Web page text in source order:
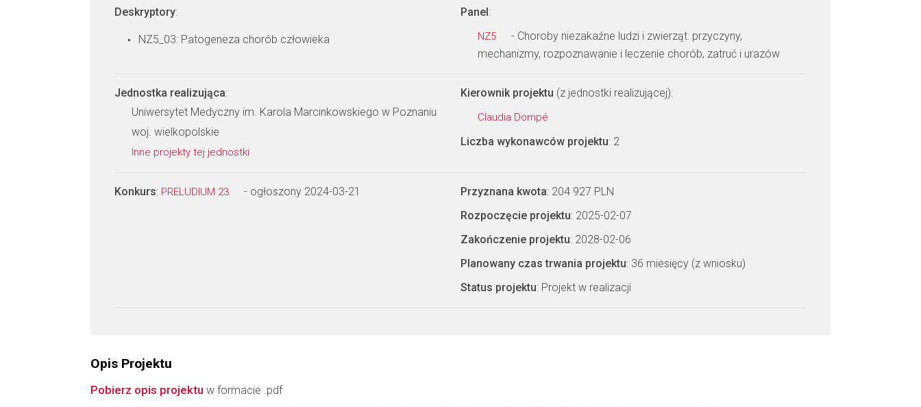
Deskryptory:
NZ5_03: Patogeneza chorób człowieka
Panel:
NZ5
- Choroby niezakaźne ludzi i zwierząt: przyczyny,
mechanizmy, rozpoznawanie i leczenie chorób, zatruć i urazów
Jednostka realizująca:
Uniwersytet Medyczny im. Karola Marcinkowskiego w Poznaniu
woj. wielkopolskie
Inne projekty tej jednostki
Kierownik projektu (z jednostki realizującej):
Claudia Dompé
Liczba wykonawców projektu: 2
Konkurs: PRELUDIUM 23 - ogłoszony 2024-03-21 Przyznana kwota: 204 927 PLN
Rozpoczęcie projektu: 2025-02-07
Zakończenie projektu: 2028-02-06
Planowany czas trwania projektu: 36 miesięcy (z wniosku)
Status projektu: Projekt w realizacji
Opis Projektu
Pobierz opis projektu w formacie .pdf